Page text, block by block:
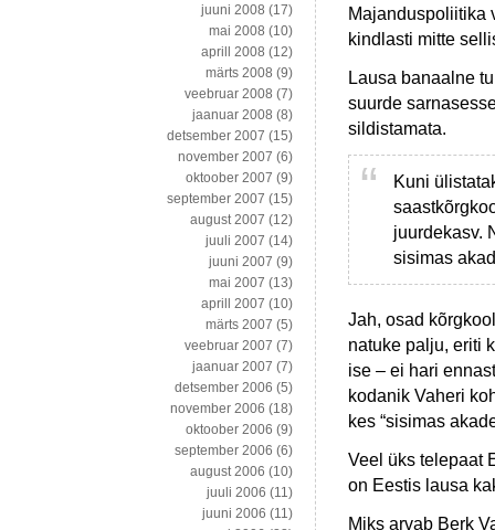
Majanduspoliitika
kindlasti mitte
Lausa banaalne
suurde
sildistamata.
Kuni
juurdekasv.
sisimas
Jah, osad
natuke palju, eriti
ise – ei hari
kodanik Vaheri
kes “sisimas
Veel üks telepaat
on Eestis lausa
Miks arvab Berk
juuni 2008 (17)
mai 2008 (10)
aprill 2008 (12)
märts 2008 (9)
veebruar 2008 (7)
jaanuar 2008 (8)
detsember 2007 (15)
november 2007 (6)
oktoober 2007 (9)
september 2007 (15)
august 2007 (12)
juuli 2007 (14)
juuni 2007 (9)
mai 2007 (13)
aprill 2007 (10)
märts 2007 (5)
veebruar 2007 (7)
jaanuar 2007 (7)
detsember 2006 (5)
november 2006 (18)
oktoober 2006 (9)
september 2006 (6)
august 2006 (10)
juuli 2006 (11)
juuni 2006 (11)